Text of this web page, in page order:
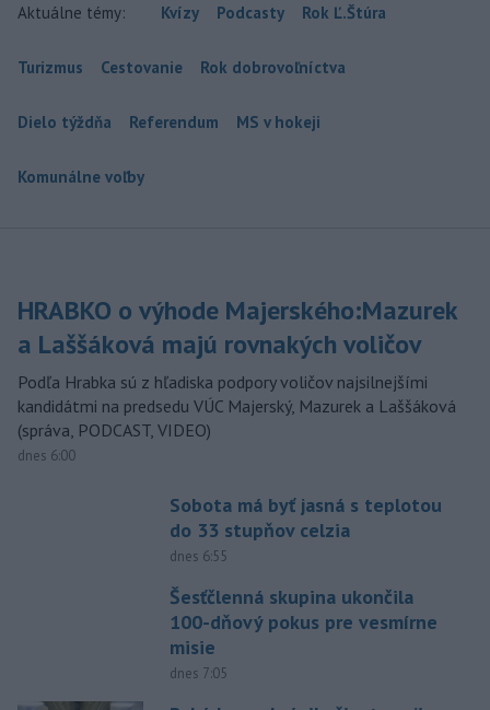
Aktuálne témy: Kvízy Podcasty Rok Ľ.Štúra
Turizmus Cestovanie Rok dobrovoľníctva
Dielo týždňa Referendum MS v hokeji
Komunálne voľby
HRABKO o výhode Majerského:Mazurek
a Laššáková majú rovnakých voličov
Podľa Hrabka sú z hľadiska podpory voličov najsilnejšími
kandidátmi na predsedu VÚC Majerský, Mazurek a Laššáková
(správa, PODCAST, VIDEO)
dnes 6:00
Sobota má byť jasná s teplotou
do 33 stupňov celzia
dnes 6:55
Šesťčlenná skupina ukončila
100-dňový pokus pre vesmírne
misie
dnes 7:05